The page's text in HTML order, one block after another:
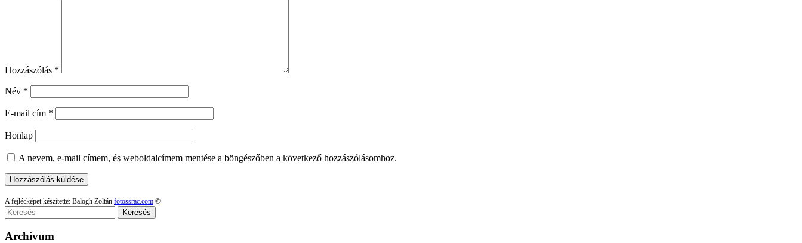
Hozzászólás *
Név *
E-mail cím *
Honlap
A nevem, e-mail címem, és weboldalcímem mentése a böngészőben a következő hozzászólásomhoz.
A fejlécképet készítette: Balogh Zoltán fotossrac.com ©
Keresés
Archívum